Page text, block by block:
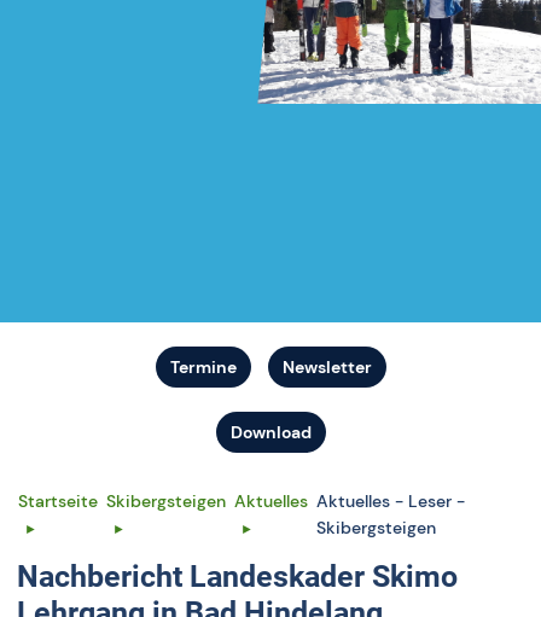
Termine Newsletter
Download
Startseite Skibergsteigen Aktuelles Aktuelles - Leser -
Skibergsteigen
Nachbericht Landeskader Skimo